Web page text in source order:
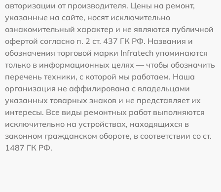
авторизации от производителя. Цены на ремонт,
указанные на сайте, носят исключительно
ознакомительный характер и не являются публичной
офертой согласно п. 2 ст. 437 ГК РФ. Названия и
обозначения торговой марки Infratech упоминаются
только в информационных целях — чтобы обозначить
перечень техники, с которой мы работаем. Наша
организация не аффилирована с владельцами
указанных товарных знаков и не представляет их
интересы. Все виды ремонтных работ выполняются
исключительно на устройствах, находящихся в
законном гражданском обороте, в соответствии со ст.
1487 ГК РФ.